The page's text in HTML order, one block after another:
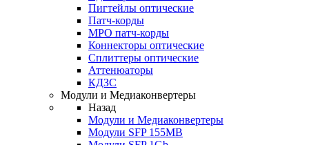
Пигтейлы оптические
Патч-корды
MPO патч-корды
Коннекторы оптические
Сплиттеры оптические
Аттенюаторы
КДЗС
Модули и Медиаконвертеры
Назад
Модули и Медиаконвертеры
Модули SFP 155MB